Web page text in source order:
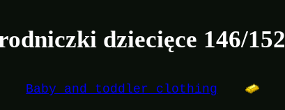
dziecięce 146/152
Baby and toddler clothing